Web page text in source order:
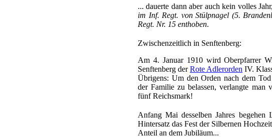
... dauerte dann aber auch kein volles
im Inf. Regt. von Stülpnagel (5.
Regt. Nr. 15 enthoben.
Zwischenzeitlich in Senftenberg:
Am 4. Januar 1910 wird Oberpfarrer
Senftenberg derRote Adlerorden IV.
Übrigens: Um den Orden nach dem
der Familie zu belassen, verlangte man
fünf Reichsmark!
Anfang Mai desselben Jahres begehen
Hintersatz das Fest der Silbernen
Anteil an dem Jubiläum...